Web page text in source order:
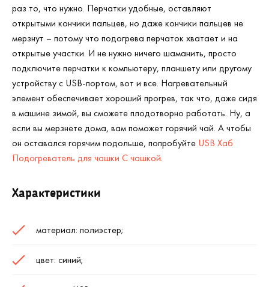
раз то, что нужно. Перчатки удобные, оставляют
открытыми кончики пальцев, но даже кончики пальцев не
мерзнут – потому что подогрева перчаток хватает и на
открытые участки. И не нужно ничего шаманить, просто
подключите перчатки к компьютеру, планшету или другому
устройству с USB-портом, вот и все. Нагревательный
элемент обеспечивает хороший прогрев, так что, даже сидя
в машине зимой, вы сможете плодотворно работать. Ну, а
если вы мерзнете дома, вам поможет горячий чай. А чтобы
он оставался горячим подольше, попробуйте USB Хаб
Подогреватель для чашки С чашкой.
Характеристики
материал: полиэстер;
цвет: синий;